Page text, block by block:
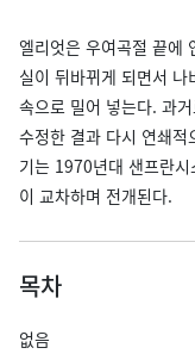
엘리엇은 우여곡절 끝에
실이 뒤바뀌게 되면서
속으로 밀어 넣는다. 과
수정한 결과 다시 연쇄
기는 1970년대 샌프란
이 교차하며 전개된다.
목차
없음